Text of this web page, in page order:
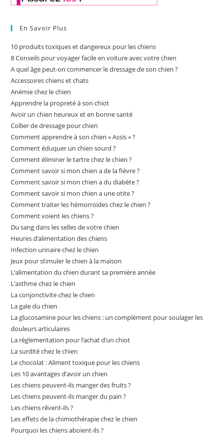
En Savoir Plus
10 produits toxiques et dangereux pour les chiens
8 Conseils pour voyager facile en voiture avec votre chien
A quel âge peut-on commencer le dressage de son chien ?
Accessoires chiens et chats
Anémie chez le chien
Apprendre la propreté à son chiot
Avoir un chien heureux et en bonne santé
Collier de dressage pour chien
Comment apprendre à son chien « Assis » ?
Comment éduquer un chien sourd ?
Comment éliminer le tartre chez le chien ?
Comment savoir si mon chien a de la fièvre ?
Comment savoir si mon chien a du diabète ?
Comment savoir si mon chien a une otite ?
Comment traiter les hémorroïdes chez le chien ?
Comment voient les chiens ?
Du sang dans les selles de votre chien
Heures d’alimentation des chiens
Infection urinaire chez le chien
Jeux pour stimuler le chien à la maison
L’alimentation du chien durant sa première année
L’asthme chez le chien
La conjonctivite chez le chien
La gale du chien
La glucosamine pour les chiens : un complément pour soulager les
douleurs articulaires
La réglementation pour l’achat d’un chiot
La surdité chez le chien
Le chocolat : Aliment toxique pour les chiens
Les 10 avantages d’avoir un chien
Les chiens peuvent-ils manger des fruits ?
Les chiens peuvent-ils manger du pain ?
Les chiens rêvent-ils ?
Les effets de la chimiothérapie chez le chien
Pourquoi les chiens aboient-ils ?